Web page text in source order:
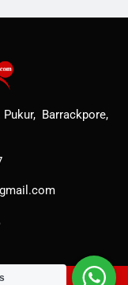
Pukur, Barrackpore,